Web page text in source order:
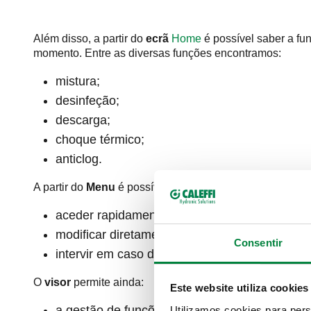
Consentir
Este website utiliza cookies
Além disso, a partir do ecrã Home é possível saber a
momento. Entre as diversas funções encontramos:
mistura;
desinfeção;
descarga;
choque térmico;
anticlog.
A partir do Menu é possível:
aceder rapidamente às configurações
modificar diretamente a temperatura da água
intervir em caso de alarmes.
O visor permite ainda: